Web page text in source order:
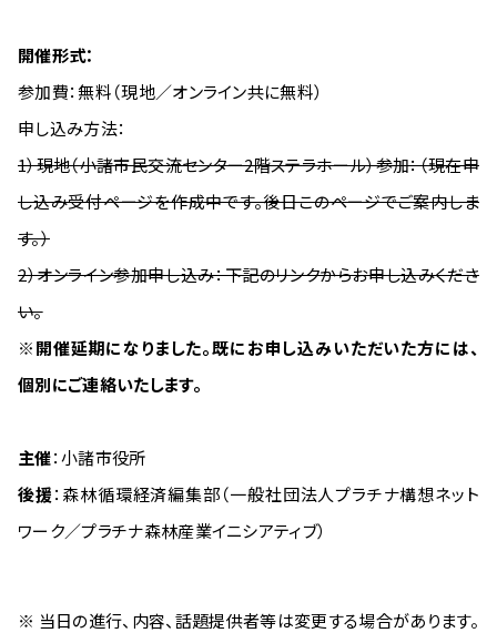
開催形式：
参加費：無料（現地／オンライン共に無料）
申し込み方法：
1）現地（小諸市民交流センター2階ステラホール）参加：（現在申
し込み受付ページを作成中です。後日このページでご案内しま
す。）
2）オンライン参加申し込み：下記のリンクからお申し込みくださ
い。
※開催延期になりました。既にお申し込みいただいた方には、
個別にご連絡いたします。
主催：小諸市役所
後援：森林循環経済編集部（一般社団法人プラチナ構想ネット
ワーク／プラチナ森林産業イニシアティブ）
※ 当日の進行、内容、話題提供者等は変更する場合があります。